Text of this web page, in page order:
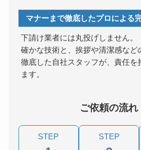
マナーまで徹底したプロによる
下請け業者には丸投げしません。
確かな技術と、挨拶や清潔感など
徹底した自社スタッフが、責任を
ます。
ご依頼の流れ
STEP STEP